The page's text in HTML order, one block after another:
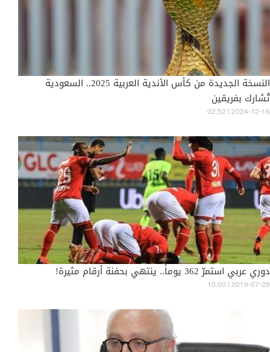
النسخة الجديدة من كأس الأندية العربية 2025.. السعودية
تُشارك بفريقين
02:52 | 2024-12-16
دوري عربي استمرّ 362 يوماً.. ينتهي بحفنة أرقام مثيرة!
10:00 | 2019-07-29